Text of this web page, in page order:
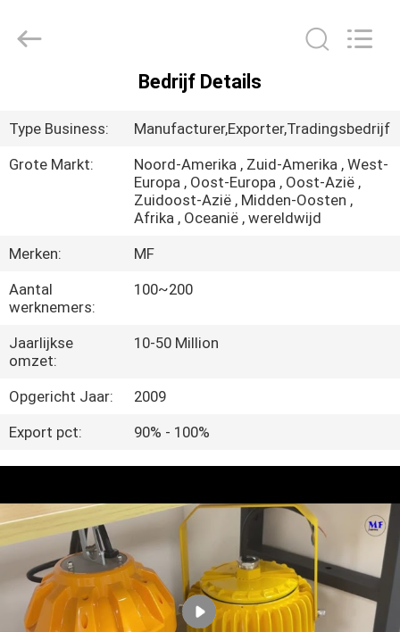
PRODUCTEN
OVER
ONS
FABRIEKSREIS
KWALITEITSCONTROLE
CONTACTEER
ONS
VERZOEK
OM EEN
CITAAT
Co.,Ltd..
Bedrijf Details
Type Business:
Manufacturer,Exporter,Tradingsbedrijf
Grote Markt:
Noord-Amerika , Zuid-Amerika , West-
Europa , Oost-Europa , Oost-Azië ,
Zuidoost-Azië , Midden-Oosten ,
Afrika , Oceanië , wereldwijd
Merken:
MF
Aantal
werknemers:
100~200
Jaarlijkse
omzet:
10-50 Million
Opgericht Jaar:
2009
Export pct:
90% - 100%